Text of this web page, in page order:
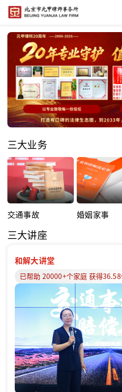
三大业务
交通事故 婚姻家事
三大讲座
和解大讲堂